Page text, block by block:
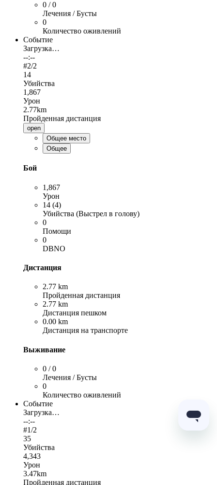
0 / 0
Лечения / Бусты
0
Количество оживлений
Событие
Загрузка…
--:--
#2/2
14
Убийства
1,867
Урон
2.77km
Пройденная дистанция
open
Общее место
Общее
Бой
1,867
Урон
14 (4)
Убийства (Выстрел в голову)
0
Помощи
0
DBNO
Дистанция
2.77 km
Пройденная дистанция
2.77 km
Дистанция пешком
0.00 km
Дистанция на транспорте
Выживание
0 / 0
Лечения / Бусты
0
Количество оживлений
Событие
Загрузка…
--:--
#1/2
35
Убийства
4,343
Урон
3.47km
Пройденная дистанция